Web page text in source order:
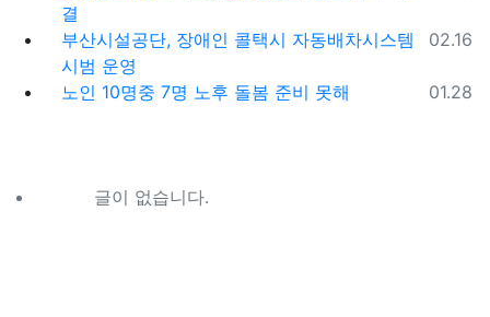
결
등록일
02.16
부산시설공단, 장애인 콜택시 자동배차시스템
시범 운영
등록일
01.28
노인 10명중 7명 노후 돌봄 준비 못해
글이 없습니다.